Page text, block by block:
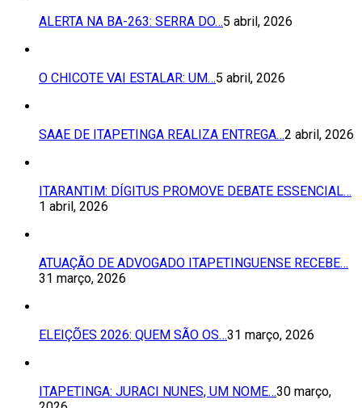
ALERTA NA BA-263: SERRA DO…5 abril, 2026
O CHICOTE VAI ESTALAR: UM…5 abril, 2026
SAAE DE ITAPETINGA REALIZA ENTREGA…2 abril, 2026
ITARANTIM: DÍGITUS PROMOVE DEBATE ESSENCIAL…
1 abril, 2026
ATUAÇÃO DE ADVOGADO ITAPETINGUENSE RECEBE…
31 março, 2026
ELEIÇÕES 2026: QUEM SÃO OS…31 março, 2026
ITAPETINGA: JURACI NUNES, UM NOME…30 março,